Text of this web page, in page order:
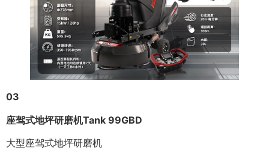
03
座驾式地坪研磨机Tank 99GBD
大型座驾式地坪研磨机